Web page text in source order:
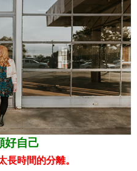
好自己
長時間的分離。